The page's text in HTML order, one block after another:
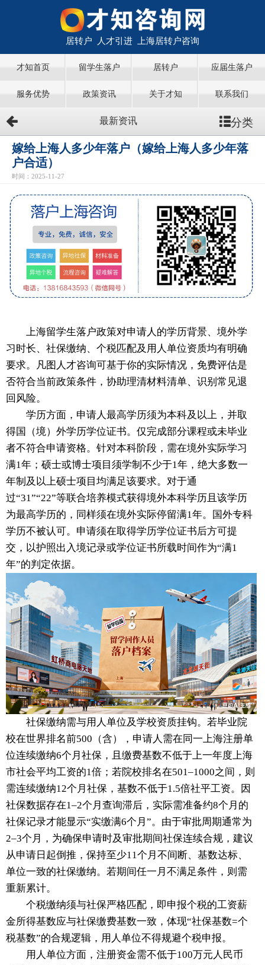
居转户 人才引进 上海居转户咨询
才知首页 留学生落户 居转户 应届生落户
服务优势 政策资讯 关于才知 联系我们
最新资讯 分类
嫁给上海人多少年落户（嫁给上海人多少年落
户合适）
时间：2025-11-27
上海留学生落户政策对申请人的学历背景、境外学
习时长、社保缴纳、个税匹配及用人单位资质均有明确
要求。凡图人才咨询可基于你的实际情况，免费评估是
否符合当前政策条件，协助理清材料清单、识别常见退
回风险。
学历方面，申请人最高学历须为本科及以上，并取
得国（境）外学历学位证书。仅完成部分课程或未毕业
者不符合申请资格。针对本科阶段，需在境外实际学习
满1年；硕士或博士项目须学制不少于1年，绝大多数一
年制及以上硕士项目均满足该要求。对于通
过“31”“22”等联合培养模式获得境外本科学历且该学历
为最高学历的，同样须在境外实际停留满1年。国外专科
学历不被认可。申请须在取得学历学位证书后方可提
交，以护照出入境记录或学位证书所载时间作为“满1
年”的判定依据。
社保缴纳需与用人单位及学校资质挂钩。若毕业院
校在世界排名前500（含），申请人需在同一上海注册单
位连续缴纳6个月社保，且缴费基数不低于上一年度上海
市社会平均工资的1倍；若院校排名在501–1000之间，则
需连续缴纳12个月社保，基数不低于1.5倍社平工资。因
社保数据存在1–2个月查询滞后，实际需准备约8个月的
社保记录才能显示“实缴满6个月”。由于审批周期通常为
2–3个月，为确保申请时及审批期间社保连续合规，建议
从申请日起倒推，保持至少11个月不间断、基数达标、
单位一致的社保缴纳。若期间任一月不满足条件，则需
重新累计。
个税缴纳须与社保严格匹配，即申报个税的工资薪
金所得基数应与社保缴费基数一致，体现“社保基数=个
税基数”的合规逻辑，用人单位不得规避个税申报。
用人单位方面，注册资金需不低于100万元人民币